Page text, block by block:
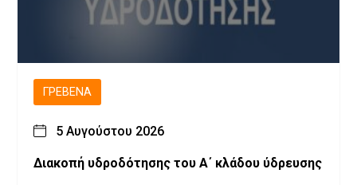
ΓΡΕΒΕΝΆ
5 Αυγούστου 2026
Διακοπή υδροδότησης του Α΄ κλάδου ύδρευσης